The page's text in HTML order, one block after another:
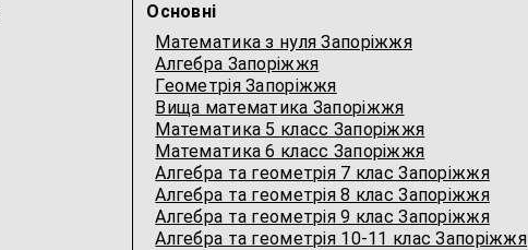
Основні
Математика з нуля Запоріжжя
Алгебра Запоріжжя
Геометрія Запоріжжя
Вища математика Запоріжжя
Математика 5 класс Запоріжжя
Математика 6 класс Запоріжжя
Алгебра та геометрія 7 клас Запоріжжя
Алгебра та геометрія 8 клас Запоріжжя
Алгебра та геометрія 9 клас Запоріжжя
Алгебра та геометрія 10-11 клас Запоріжжя